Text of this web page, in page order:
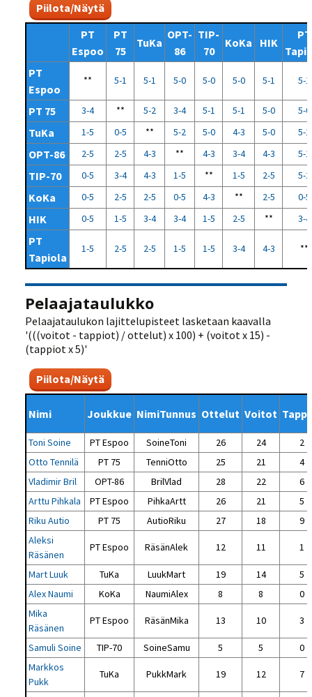
Piilota/Näytä
PT
Espoo
PT
75
TuKa
OPT-
86
TIP-
70
KoKa HIK
PT
PT
Espoo
** 5-1 5-1 5-0 5-0 5-0 5-1 5-1
PT 75 3-4 ** 5-2 3-4 5-1 5-1 5-0 5-0
TuKa 1-5 0-5 ** 5-2 5-0 4-3 5-0 5-1
OPT-86 2-5 2-5 4-3 ** 4-3 3-4 4-3 5-1
TIP-70 0-5 3-4 4-3 1-5 ** 1-5 2-5 5-2
KoKa 0-5 2-5 2-5 0-5 4-3 ** 2-5 0-5
HIK 0-5 1-5 3-4 3-4 1-5 2-5 ** 3-4
PT
Tapiola
1-5 2-5 2-5 1-5 1-5 3-4 4-3 **
Pelaajataulukko
Pelaajataulukon lajittelupisteet lasketaan kaavalla
'(((voitot - tappiot) / ottelut) x 100) + (voitot x 15) -
(tappiot x 5)'
Piilota/Näytä
Nimi Joukkue NimiTunnus Ottelut Voitot
Toni Soine PT Espoo SoineToni 26 24
2
Otto Tennilä
PT 75 TenniOtto 25 21
4
Vladimir Bril
OPT-86 BrilVlad 28 22
6
Arttu Pihkala
PT Espoo PihkaArtt 26 21
5
Riku Autio
PT 75 AutioRiku 27 18
9
Aleksi
Räsänen
PT Espoo RäsänAlek 12 11 1
Mart Luuk TuKa LuukMart 19 14
5
Alex Naumi
KoKa NaumiAlex 8 8
0
Mika
Räsänen
PT Espoo RäsänMika 13 10 3
Samuli Soine TIP-70 SoineSamu 5 5
0
Markkos
Pukk
TuKa PukkMark 19 12 7